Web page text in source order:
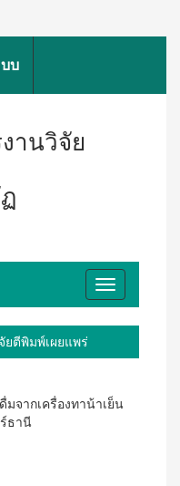
บ
านวิจัย
Toggle
navigation
ยตีพิมพ์เผยแพร่
จากเครื่องทาน้าเย็น
ธานี